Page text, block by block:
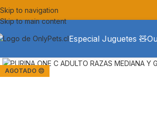
Skip to navigation
Skip to main content
Especial Juguetes 🧸
AGOTADO 😔